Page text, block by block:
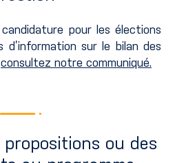
pour les élections
d’information sur le bilan des
consultez notre communiqué.
ou des